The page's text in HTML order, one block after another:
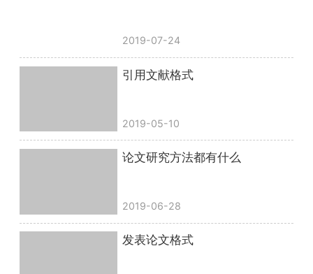
2019-07-24
引用文献格式
2019-05-10
论文研究方法都有什么
2019-06-28
发表论文格式